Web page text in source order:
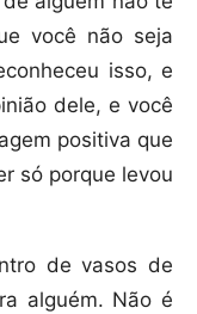
você não seja
isso, e
dele, e você
positiva que
só porque levou
de vasos de
alguém. Não é